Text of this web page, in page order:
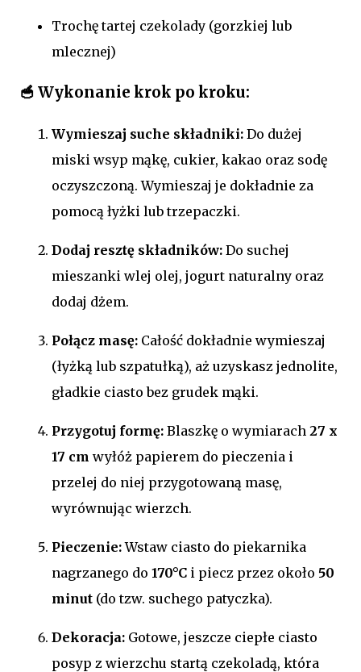
Trochę tartej czekolady (gorzkiej lub
mlecznej)
🥣 Wykonanie krok po kroku:
Wymieszaj suche składniki: Do dużej
miski wsyp mąkę, cukier, kakao oraz sodę
oczyszczoną. Wymieszaj je dokładnie za
pomocą łyżki lub trzepaczki.
Dodaj resztę składników: Do suchej
mieszanki wlej olej, jogurt naturalny oraz
dodaj dżem.
Połącz masę: Całość dokładnie wymieszaj
(łyżką lub szpatułką), aż uzyskasz jednolite,
gładkie ciasto bez grudek mąki.
Przygotuj formę: Blaszkę o wymiarach 27 x
17 cm wyłóż papierem do pieczenia i
przelej do niej przygotowaną masę,
wyrównując wierzch.
Pieczenie:Wstaw ciasto do piekarnika
nagrzanego do 170°C i piecz przez około 50
minut (do tzw. suchego patyczka).
Dekoracja: Gotowe, jeszcze ciepłe ciasto
posyp z wierzchu startą czekoladą, która